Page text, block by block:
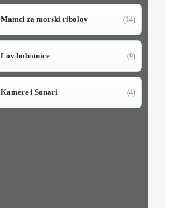
Mamci za morski ribolov (14)
Lov hobotnice (9)
Kamere i Sonari (4)